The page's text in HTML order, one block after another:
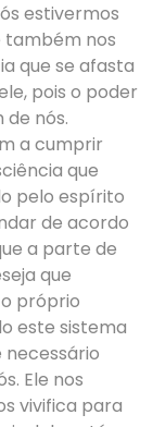
estivermos
também nos
que se afasta
pois o poder
de nós.
a cumprir
que
pelo espírito
de acordo
a parte de
que
próprio
este sistema
Ele nos
vivifica para